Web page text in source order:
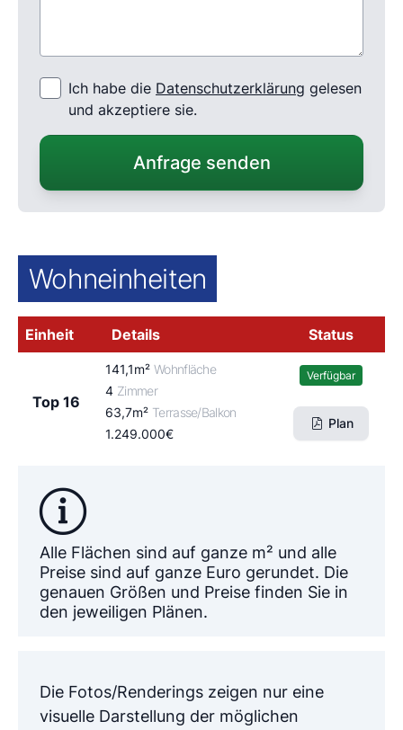
Ich habe die Datenschutzerklärung gelesen
und akzeptiere sie.
Anfrage senden
Wohneinheiten
Einheit Details Status
Top 16
141,1m² Wohnfläche
4 Zimmer
63,7m² Terrasse/Balkon
1.249.000€
Verfügbar
Plan
Alle Flächen sind auf ganze m² und alle
Preise sind auf ganze Euro gerundet. Die
genauen Größen und Preise finden Sie in
den jeweiligen Plänen.
Die Fotos/Renderings zeigen nur eine
visuelle Darstellung der möglichen